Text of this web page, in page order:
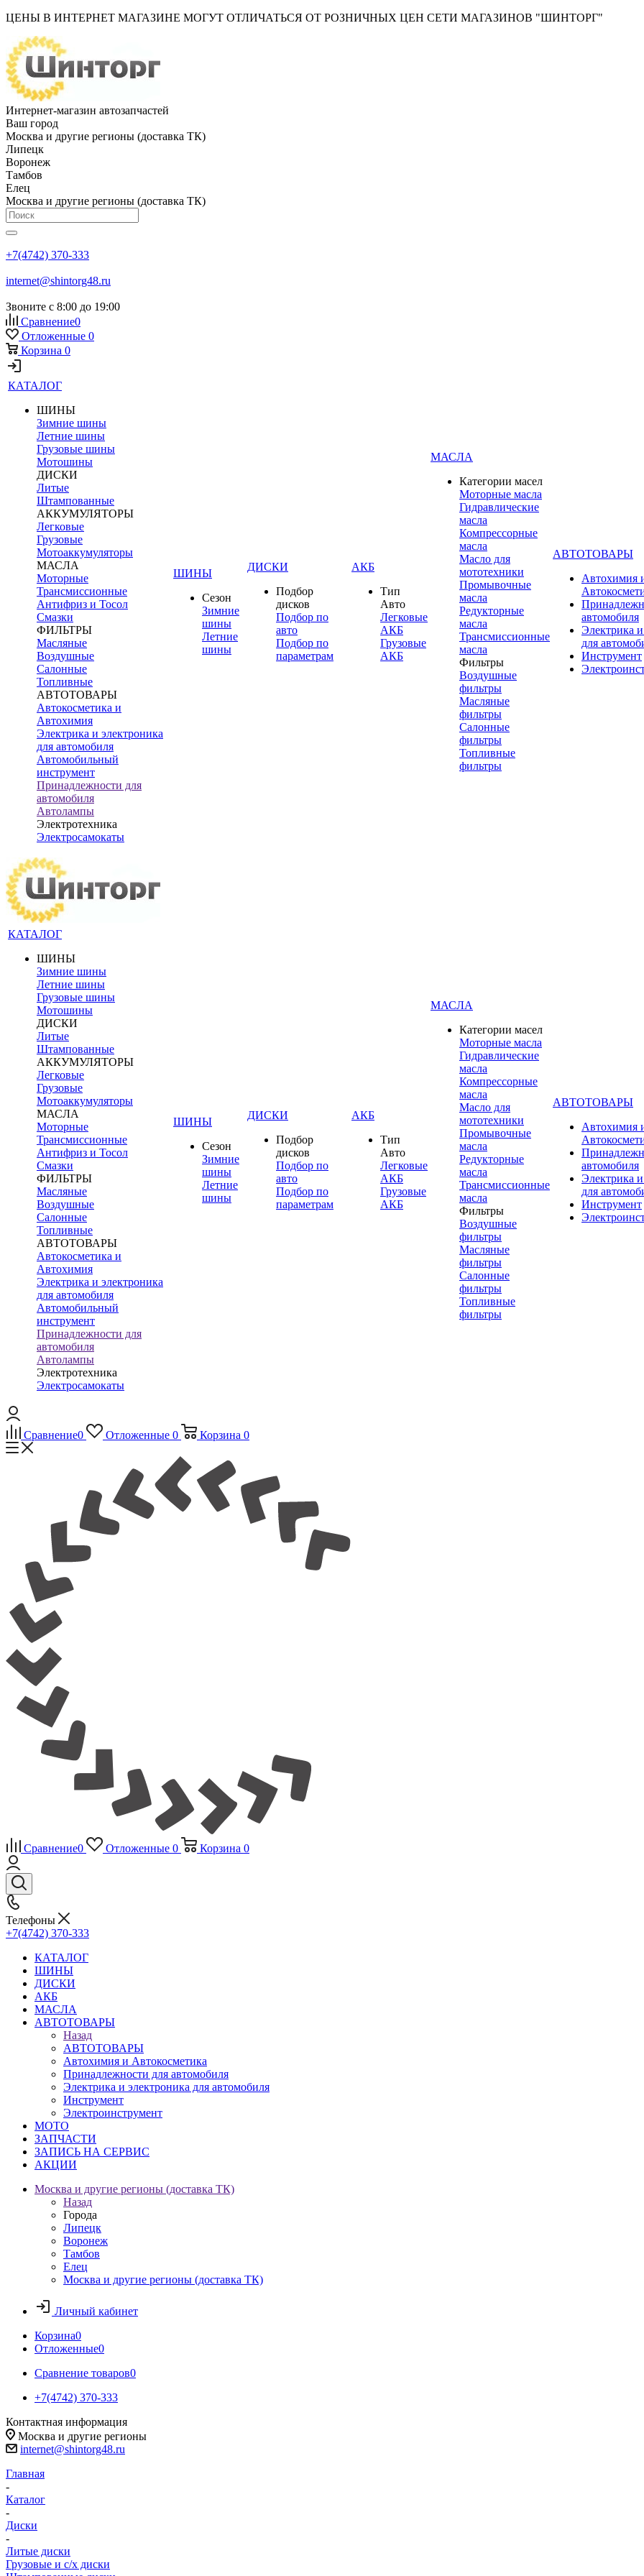
ЦЕНЫ В ИНТЕРНЕТ МАГАЗИНЕ МОГУТ ОТЛИЧАТЬСЯ ОТ РОЗНИЧНЫХ ЦЕН СЕТИ МАГАЗИНОВ "ШИНТОРГ"
Интернет-магазин автозапчастей
Ваш город
Москва и другие регионы (доставка ТК)
Липецк
Воронеж
Тамбов
Елец
Москва и другие регионы (доставка ТК)
+7(4742) 370-333
internet@shintorg48.ru
Звоните с 8:00 до 19:00
Сравнение0
Отложенные 0
Корзина 0
КАТАЛОГ
ШИНЫ
Зимние шины
Летние шины
Грузовые шины
Мотошины
ДИСКИ
Литые
Штампованные
АККУМУЛЯТОРЫ
Легковые
Грузовые
Мотоаккумуляторы
МАСЛА
Моторные
Трансмиссионные
Антифриз и Тосол
Смазки
ФИЛЬТРЫ
Масляные
Воздушные
Салонные
Топливные
АВТОТОВАРЫ
Автокосметика и
Автохимия
Электрика и электроника
для автомобиля
Автомобильный
инструмент
Принадлежности для
автомобиля
Автолампы
Электротехника
Электросамокаты
ШИНЫ
Сезон
Зимние
шины
Летние
шины
ДИСКИ
Подбор
дисков
Подбор по
авто
Подбор по
параметрам
АКБ
Тип
Авто
Легковые
АКБ
Грузовые
АКБ
МАСЛА
Категории масел
Моторные масла
Гидравлические
масла
Компрессорные
масла
Масло для
мототехники
Промывочные
масла
Редукторные
масла
Трансмиссионные
масла
Фильтры
Воздушные
фильтры
Масляные
фильтры
Салонные
фильтры
Топливные
фильтры
АВТОТОВАРЫ
Автохимия
автомобиля
Электрика
для
Инструмент
КАТАЛОГ
ШИНЫ
Зимние шины
Летние шины
Грузовые шины
Мотошины
ДИСКИ
Литые
Штампованные
АККУМУЛЯТОРЫ
Легковые
Грузовые
Мотоаккумуляторы
МАСЛА
Моторные
Трансмиссионные
Антифриз и Тосол
Смазки
ФИЛЬТРЫ
Масляные
Воздушные
Салонные
Топливные
АВТОТОВАРЫ
Автокосметика и
Автохимия
Электрика и электроника
для автомобиля
Автомобильный
инструмент
Принадлежности для
автомобиля
Автолампы
Электротехника
Электросамокаты
ШИНЫ
Сезон
Зимние
шины
Летние
шины
ДИСКИ
Подбор
дисков
Подбор по
авто
Подбор по
параметрам
АКБ
Тип
Авто
Легковые
АКБ
Грузовые
АКБ
МАСЛА
Категории масел
Моторные масла
Гидравлические
масла
Компрессорные
масла
Масло для
мототехники
Промывочные
масла
Редукторные
масла
Трансмиссионные
масла
Фильтры
Воздушные
фильтры
Масляные
фильтры
Салонные
фильтры
Топливные
фильтры
АВТОТОВАРЫ
Автохимия
автомобиля
Электрика
для
Инструмент
Сравнение0 Отложенные 0 Корзина 0
Сравнение0 Отложенные 0 Корзина 0
Телефоны
+7(4742) 370-333
КАТАЛОГ
ШИНЫ
ДИСКИ
АКБ
МАСЛА
АВТОТОВАРЫ
Назад
АВТОТОВАРЫ
Автохимия и Автокосметика
Принадлежности для автомобиля
Электрика и электроника для автомобиля
Инструмент
Электроинструмент
МОТО
ЗАПЧАСТИ
ЗАПИСЬ НА СЕРВИС
АКЦИИ
Москва и другие регионы (доставка ТК)
Назад
Города
Липецк
Воронеж
Тамбов
Елец
Москва и другие регионы (доставка ТК)
Личный кабинет
Корзина0
Отложенные0
Сравнение товаров0
+7(4742) 370-333
Контактная информация
Москва и другие регионы
internet@shintorg48.ru
Главная
-
Каталог
-
Диски
-
Литые диски
Грузовые и с/х диски